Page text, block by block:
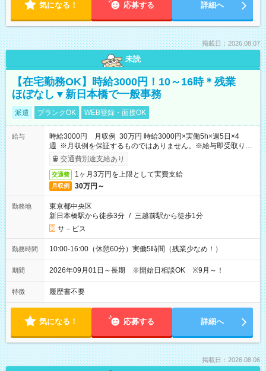
気になる！ 応募する 詳細へ
掲載日：2026.08.07
未読
【在宅勤務OK】時給3000円！10～16時＊残業
ほぼなし▼新日本橋で一般事務
派遣 ブランクOK WEB登録・面接OK
給与
時給3000円 月収例 30万円 時給3000円×実働5h×週5日×4
週 ※月収例を保証するものではありません。※給与即受取りサ
ービス利用可（利用条件有）
交通費別途支給あり
交通費 1ヶ月3万円を上限として実費支給
月収例 30万円～
勤務地
東京都中央区
新日本橋駅から徒歩3分 / 三越前駅から徒歩1分
サ－ビス
勤務時間 10:00-16:00（休憩60分）実働5時間（残業少なめ！）
期間 2026年09月01日～長期 ※開始日相談OK ※9月～！
特徴 履歴書不要
気になる！ 応募する 詳細へ
掲載日：2026.08.06